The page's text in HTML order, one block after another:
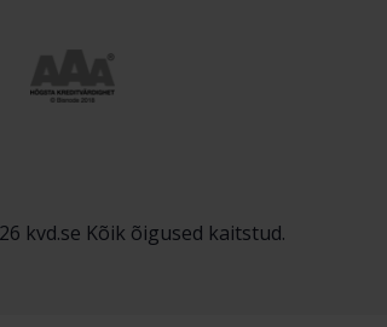
kvd.se Kõik õigused kaitstud.